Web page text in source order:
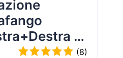
/
(8)